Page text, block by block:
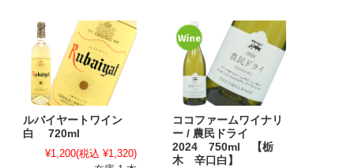
ルバイヤートワイン
白 720ml
¥1,200(税込 ¥1,320)
ココファームワイナリ
ー / 農民ドライ
2024 750ml 【栃
木 辛口白】